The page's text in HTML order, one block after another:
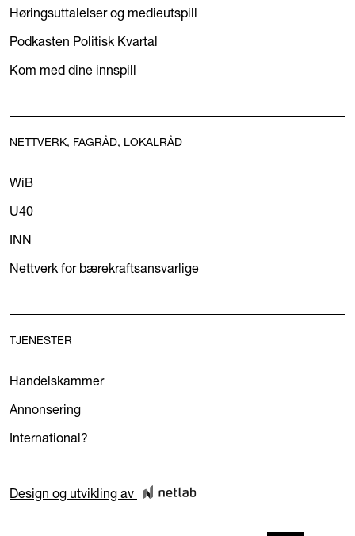
Høringsuttalelser og medieutspill
Podkasten Politisk Kvartal
Kom med dine innspill
NETTVERK, FAGRÅD, LOKALRÅD
WiB
U40
INN
Nettverk for bærekraftsansvarlige
TJENESTER
Handelskammer
Annonsering
International?
Design og utvikling av